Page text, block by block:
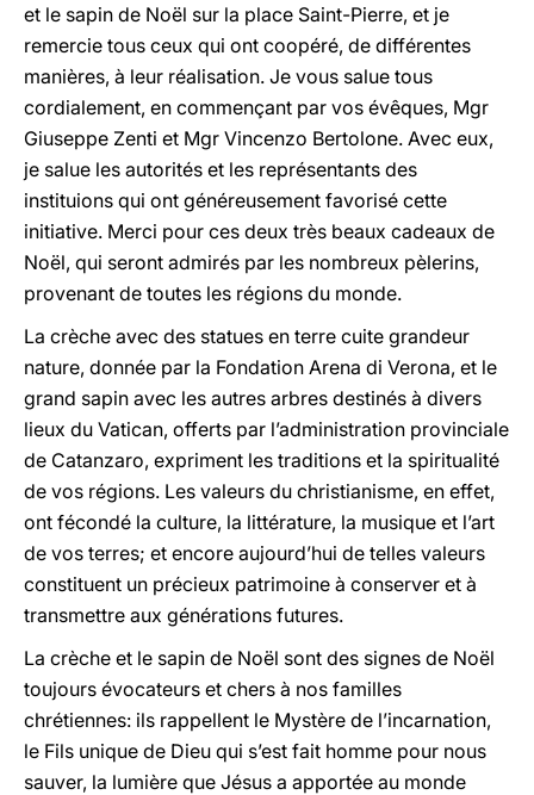
et le sapin de Noël sur la place Saint-Pierre, et je
remercie tous ceux qui ont coopéré, de différentes
manières, à leur réalisation. Je vous salue tous
cordialement, en commençant par vos évêques, Mgr
Giuseppe Zenti et Mgr Vincenzo Bertolone. Avec eux,
je salue les autorités et les représentants des
instituions qui ont généreusement favorisé cette
initiative. Merci pour ces deux très beaux cadeaux de
Noël, qui seront admirés par les nombreux pèlerins,
provenant de toutes les régions du monde.
La crèche avec des statues en terre cuite grandeur
nature, donnée par la Fondation Arena di Verona, et le
grand sapin avec les autres arbres destinés à divers
lieux du Vatican, offerts par l’administration provinciale
de Catanzaro, expriment les traditions et la spiritualité
de vos régions. Les valeurs du christianisme, en effet,
ont fécondé la culture, la littérature, la musique et l’art
de vos terres; et encore aujourd’hui de telles valeurs
constituent un précieux patrimoine à conserver et à
transmettre aux générations futures.
La crèche et le sapin de Noël sont des signes de Noël
toujours évocateurs et chers à nos familles
chrétiennes: ils rappellent le Mystère de l’incarnation,
le Fils unique de Dieu qui s’est fait homme pour nous
sauver, la lumière que Jésus a apportée au monde